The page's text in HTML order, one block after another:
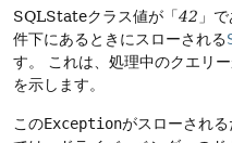
SQLStateクラス値が「42 」
件下にあるときにスローされる
す。
これは、処理中のクエリ
を示します。
このExceptionがスローされ